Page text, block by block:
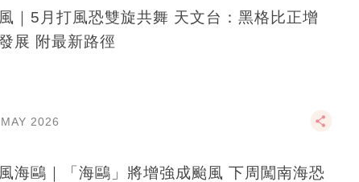
｜5月打風恐雙旋共舞 天文台：黑格比正增
展 附最新路徑
2026
海鷗｜「海鷗」將增強成颱風 下周闖南海恐